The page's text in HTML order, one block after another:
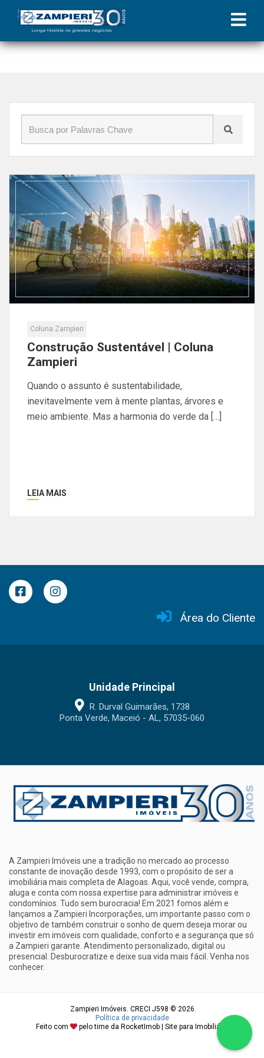
Início»Blog»construção civil sustentavel
Coluna Zampieri
Construção Sustentável | Coluna
Zampieri
Quando o assunto é sustentabilidade,
inevitavelmente vem à mente plantas, árvores e
meio ambiente. Mas a harmonia do verde da […]
LEIA MAIS
Área do Cliente
Unidade Principal
R. Durval Guimarães, 1738
Ponta Verde, Maceió - AL, 57035-060
A Zampieri Imóveis une a tradição no mercado ao processo
constante de inovação desde 1993, com o propósito de ser a
imobiliária mais completa de Alagoas. Aqui, você vende, compra,
aluga e conta com nossa expertise para administrar imóveis e
condomínios. Tudo sem burocracia! Em 2021 fomos além e
lançamos a Zampieri Incorporações, um importante passo com o
objetivo de também construir o sonho de quem deseja morar ou
investir em imóveis com qualidade, conforto e a segurança que só
a Zampieri garante. Atendimento personalizado, digital ou
presencial. Desburocratize e deixe sua vida mais fácil. Venha nos
conhecer.
Zampieri Imóveis. CRECI J598 © 2026
Política de privacidade
Feito com
pelo time da RocketImob | Site para Imobiliária